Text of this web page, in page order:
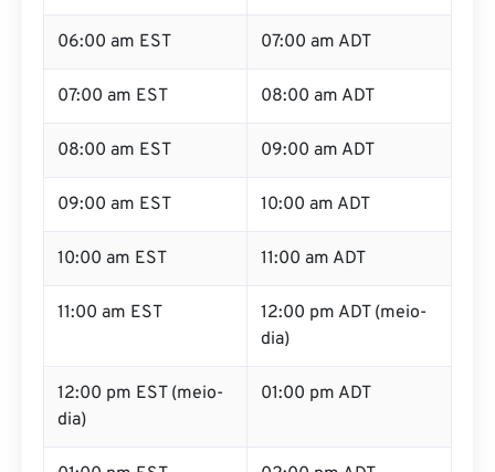
06:00 am EST 07:00 am ADT
07:00 am EST 08:00 am ADT
08:00 am EST 09:00 am ADT
09:00 am EST 10:00 am ADT
10:00 am EST 11:00 am ADT
11:00 am EST
12:00 pm ADT (meio-
dia)
12:00 pm EST (meio-
dia)
01:00 pm ADT